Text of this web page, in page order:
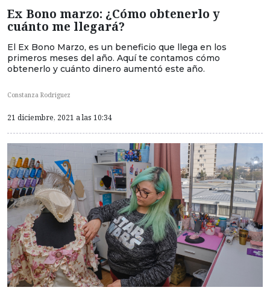
Ex Bono marzo: ¿Cómo obtenerlo y
cuánto me llegará?
El Ex Bono Marzo, es un beneficio que llega en los
primeros meses del año. Aquí te contamos cómo
obtenerlo y cuánto dinero aumentó este año.
Constanza Rodriguez
21 diciembre, 2021 a las 10:34